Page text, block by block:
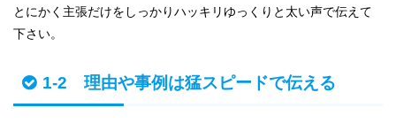
とにかく主張だけをしっかりハッキリゆっくりと太い声で伝えて
下さい。
1-2 理由や事例は猛スピードで伝える